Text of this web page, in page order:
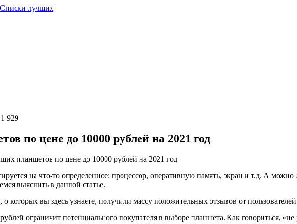
1 929
по цене до 10000 рублей на 2021 год
планшетов по цене до 10000 рублей на 2021 год
на что-то определенное: процессор, оперативную память, экран и т.д. А можно
выяснить в данной статье.
которых вы здесь узнаете, получили массу положительных отзывов от
ограничит потенциального покупателя в выборе планшета. Как говориться, «не